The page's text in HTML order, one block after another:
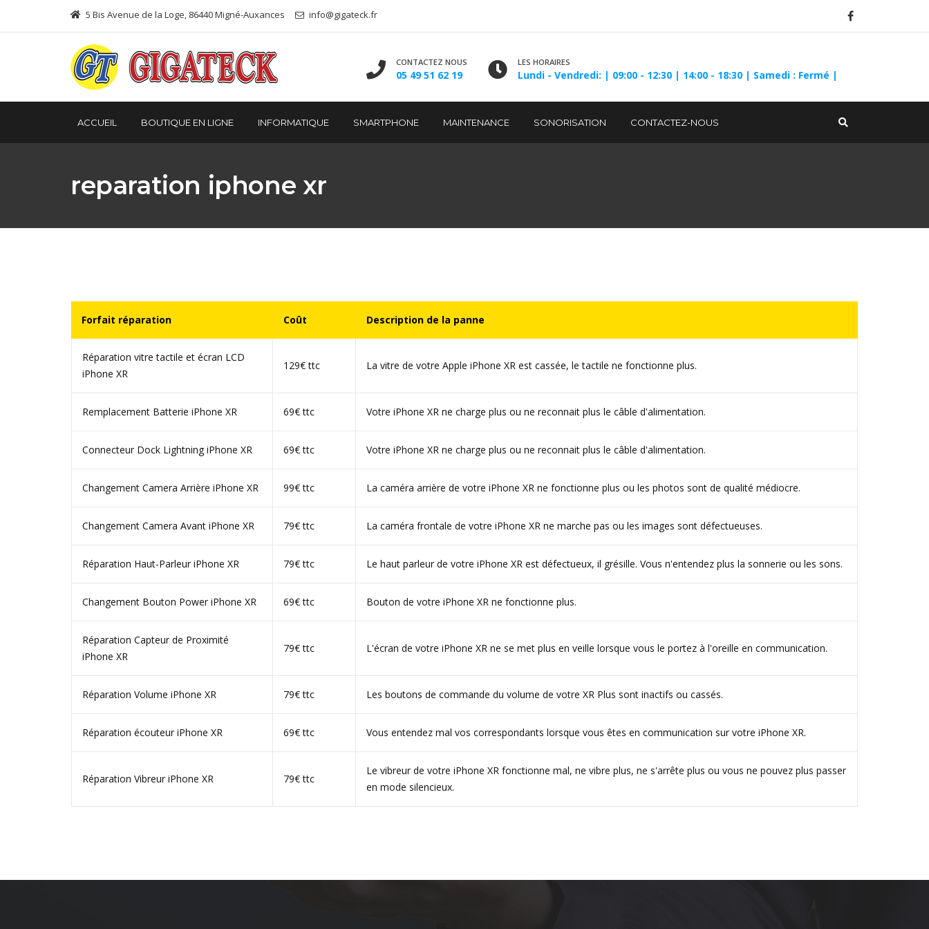
5 Bis Avenue de la Loge, 86440 Migné-Auxances info@gigateck.fr
CONTACTEZ NOUS
05 49 51 62 19
LES HORAIRES
Lundi - Vendredi: | 09:00 - 12:30 | 14:00 - 18:30 | Samedi : Fermé |
ACCUEIL BOUTIQUE EN LIGNE INFORMATIQUE SMARTPHONE MAINTENANCE SONORISATION CONTACTEZ-NOUS
reparation iphone xr
Forfait réparation Coût Description de la panne
Réparation vitre tactile et écran LCD
iPhone XR
129€ ttc La vitre de votre Apple iPhone XR est cassée, le tactile ne fonctionne plus.
Remplacement Batterie iPhone XR 69€ ttc Votre iPhone XR ne charge plus ou ne reconnait plus le câble d'alimentation.
Connecteur Dock Lightning iPhone XR 69€ ttc Votre iPhone XR ne charge plus ou ne reconnait plus le câble d'alimentation.
Changement Camera Arrière iPhone XR 99€ ttc La caméra arrière de votre iPhone XR ne fonctionne plus ou les photos sont de qualité médiocre.
Changement Camera Avant iPhone XR 79€ ttc La caméra frontale de votre iPhone XR ne marche pas ou les images sont défectueuses.
Réparation Haut-Parleur iPhone XR 79€ ttc Le haut parleur de votre iPhone XR est défectueux, il grésille. Vous n'entendez plus la sonnerie ou les sons.
Changement Bouton Power iPhone XR 69€ ttc Bouton de votre iPhone XR ne fonctionne plus.
Réparation Capteur de Proximité
iPhone XR
79€ ttc L'écran de votre iPhone XR ne se met plus en veille lorsque vous le portez à l'oreille en communication.
Réparation Volume iPhone XR 79€ ttc Les boutons de commande du volume de votre XR Plus sont inactifs ou cassés.
Réparation écouteur iPhone XR 69€ ttc Vous entendez mal vos correspondants lorsque vous êtes en communication sur votre iPhone XR.
Réparation Vibreur iPhone XR 79€ ttc
Le vibreur de votre iPhone XR fonctionne mal, ne vibre plus, ne s'arrête plus ou vous ne pouvez plus passer
en mode silencieux.